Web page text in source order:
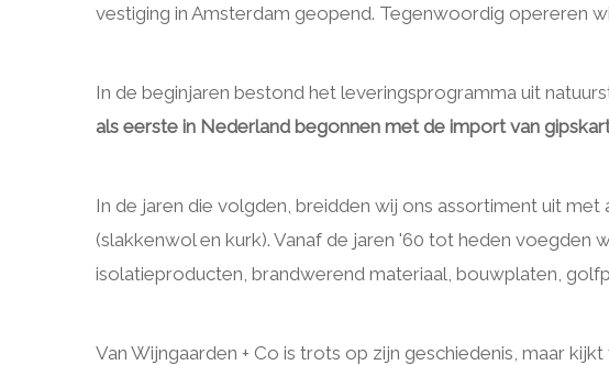
vestiging in Amsterdam geopend. Tegenwoordig opereren
In de beginjaren bestond het leveringsprogramma uit
als eerste in Nederland begonnen met de import van
In de jaren die volgden, breidden wij ons assortiment uit
(slakkenwol en kurk). Vanaf de jaren '60 tot heden voegden
isolatieproducten, brandwerend materiaal, bouwplaten,
Van Wijngaarden + Co is trots op zijn geschiedenis, maar